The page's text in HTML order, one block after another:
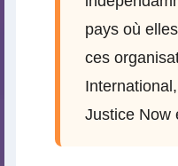
pays où
ces
Justice Now